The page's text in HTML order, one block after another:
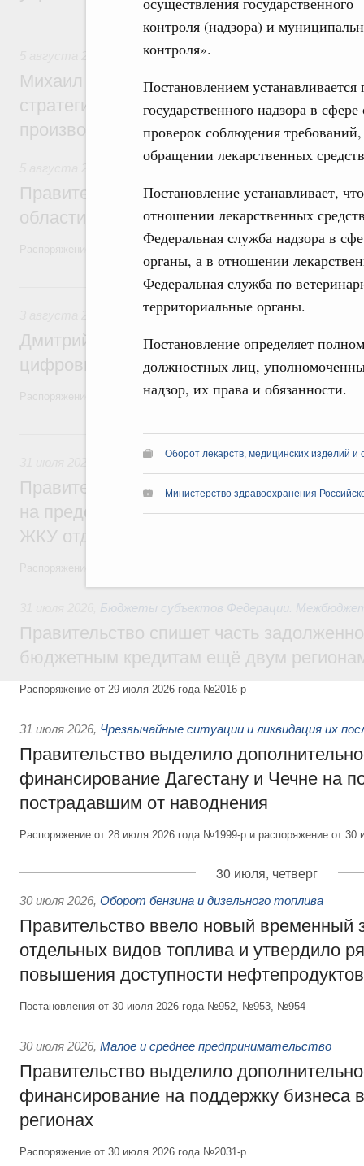
контроля (надзора) и
контроля».
Постановлением
государственного надзора в
проверок соблюдения
обращении лекарственных
Постановление устанавливает,
отношении лекарственных
Федеральная служба надзора в
органы, а в отношении
Федеральная служба по
территориальные органы.
Постановление определяет
должностных лиц,
надзор, их права и обязанности.
Оборот лекарств, медицинских изделий и
Министерство здравоохранения
5 августа, среда
Вопросы производительности труда и
Михаил Мишустин дал поручения по
стратегической сессии, посвящённой
производительности труда
Национальный проект «Экологическое
Правительство увеличило объём
области в рамках федерального
Распоряжение от 3 августа 2026 года №2067-р
3 августа, понедельник
Регулирование в сфере торговли.
Дмитрий Григоренко возглавил штаб по
цифровых платформ
Распоряжение от 25 июля 2026 года №1966-р
31 июля, пятница
Социальная поддержка отдельных
Правительство направит регионам
на предоставление мер социальной
ЖКУ отдельным категориям граждан
Бюджеты субъектов Федерации.
Правительство спишет часть
бюджетным кредитам ещё двум
Распоряжение от 29 июля 2026 года №2016-р
31 июля 2026, Чрезвычайные ситуации и ликвидация их
Правительство выделило
финансирование Дагестану и Чечне на
пострадавшим от наводнения
Распоряжение от 28 июля 2026 года №1999-р и распоряжение от
30 июля, четверг
30 июля 2026, Оборот бензина и дизельного топлива
Правительство ввело новый временный
отдельных видов топлива и утвердило
повышения доступности нефтепродуктов
Постановления от 30 июля 2026 года №952, №953, №954
30 июля 2026, Малое и среднее предпринимательство
Правительство выделило
финансирование на поддержку бизнеса
регионах
Распоряжение от 30 июля 2026 года №2031-р